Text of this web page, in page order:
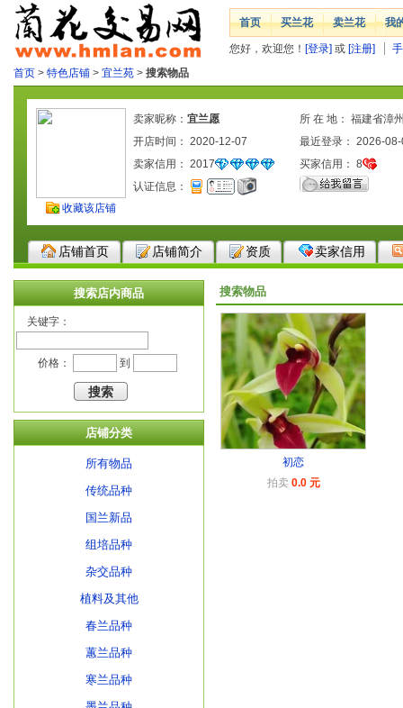
首页 买兰花 卖兰花 我
您好，欢迎您！ [登录] 或 [注册]
首页 > 特色店铺 > 宜兰苑 > 搜索物品
收藏该店铺
卖家昵称： 宜兰愿
所 在 地： 福建省漳
开店时间： 2020-12-07
最近登录： 2026-
卖家信用： 2017 买家信用： 8
认证信息：
店铺首页 店铺简介 资质 卖家信用
搜索店内商品
关键字：
价格： 到
店铺分类
所有物品
传统品种
国兰新品
组培品种
杂交品种
植料及其他
春兰品种
蕙兰品种
寒兰品种
搜索物品
初恋
拍卖 0.0 元